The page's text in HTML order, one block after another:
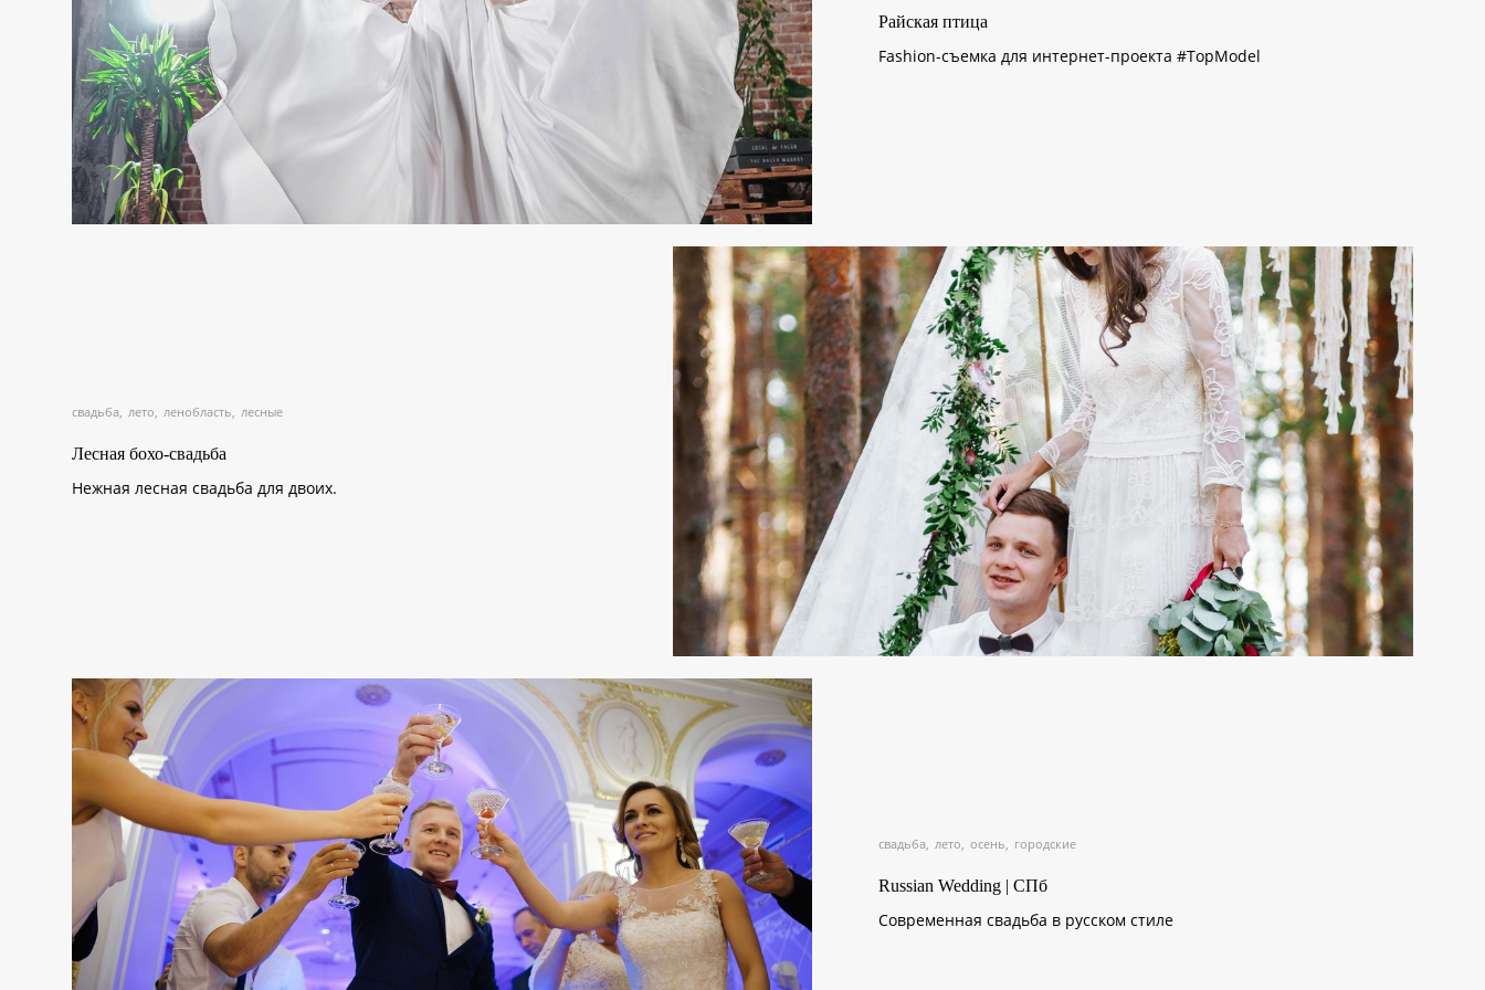
Райская птица
Fashion-съемка для интернет-проекта #TopModel
свадьба лето ленобласть лесные
Лесная бохо-свадьба
Нежная лесная свадьба для двоих.
свадьба лето осень городские
Russian Wedding | СПб
Современная свадьба в русском стиле